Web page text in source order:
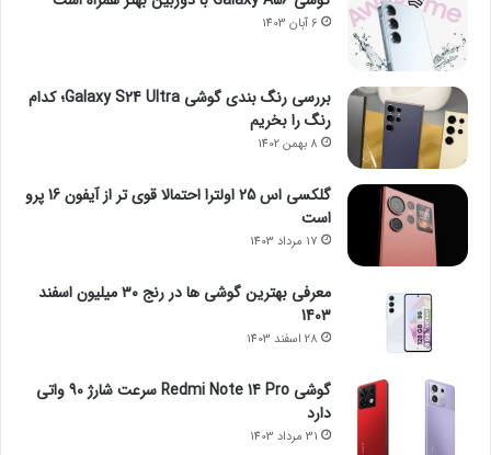
6 آبان 1403
بررسی رنگ بندی گوشی Galaxy S24 Ultra؛ کدام
رنگ را بخریم
8 بهمن 1402
گلکسی اس 25 اولترا احتمالا قوی تر از آیفون 16 پرو
است
17 مرداد 1403
معرفی بهترین گوشی ها در رنج ۳۰ میلیون اسفند
1403
28 اسفند 1403
گوشی Redmi Note 14 Pro سرعت شارژ 90 واتی
دارد
31 مرداد 1403